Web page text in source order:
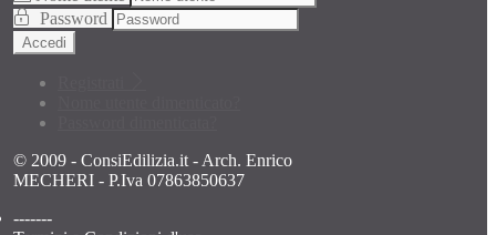
Password
Accedi
© 2009 - ConsiEdilizia.it - Arch. Enrico
MECHERI - P.Iva 07863850637
-------